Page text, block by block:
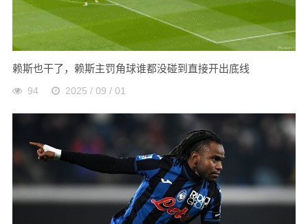
赖斯也干了，赖斯主罚角球谁都没碰到直接开出底线
94 2025 / 09 / 01